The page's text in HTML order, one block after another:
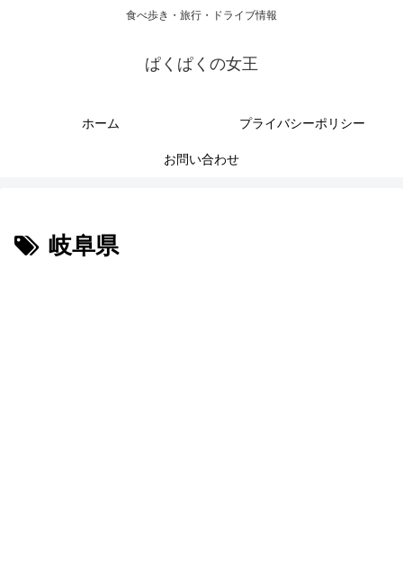
食べ歩き・旅行・ドライブ情報
ぱくぱくの女王
ホーム プライバシーポリシー
お問い合わせ
岐阜県